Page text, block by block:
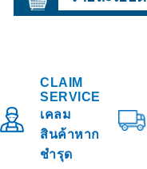
CLAIM
SERVICE
เคลม
สินค้าหาก
ชำรุด